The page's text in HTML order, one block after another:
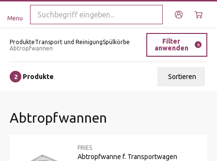
Menu
ProdukteTransport und ReinigungSpülkörbe
Abtropfwannen
Filter
anwenden
0
2 Produkte Sortieren
Name A - Z
Abtropfwannen
FRIES
Abtropfwanne f. Transportwagen